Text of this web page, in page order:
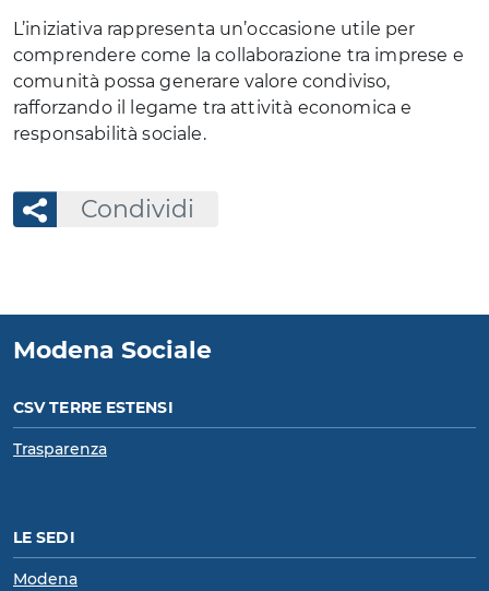
L’iniziativa rappresenta un’occasione utile per
comprendere come la collaborazione tra imprese e
comunità possa generare valore condiviso,
rafforzando il legame tra attività economica e
responsabilità sociale.
Condividi
Modena Sociale
CSV TERRE ESTENSI
Trasparenza
LE SEDI
Modena